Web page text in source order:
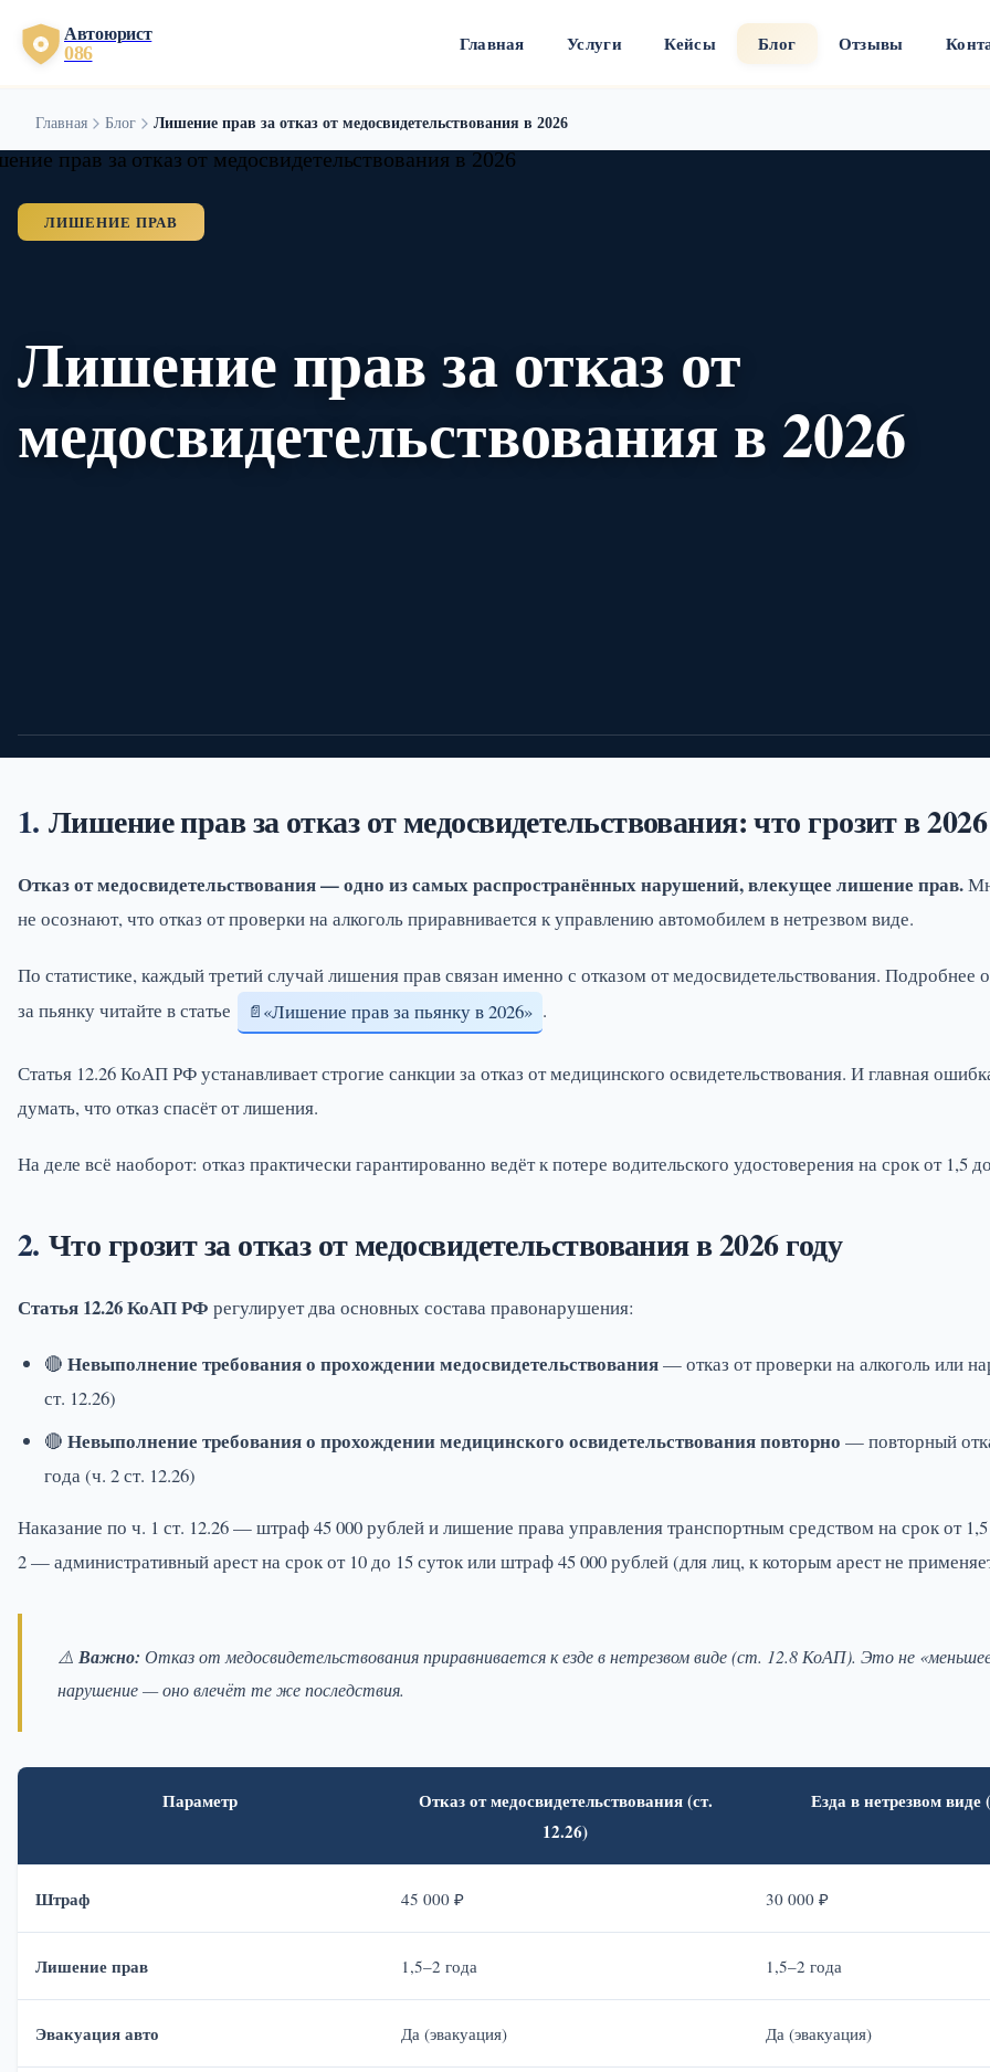
Автоюрист
086 Главная Услуги Кейсы Блог Отзывы
Главная Блог Лишение прав за отказ от медосвидетельствования в 2026
ЛИШЕНИЕ ПРАВ
Лишение прав за отказ от
медосвидетельствования в 2026
Лишение прав за отказ от медосвидетельствования: что грозит в 2026
Отказ от медосвидетельствования — одно из самых распространённых нарушений, влекущее лишение прав.
не осознают, что отказ от проверки на алкоголь приравнивается к управлению автомобилем в нетрезвом виде.
По статистике, каждый третий случай лишения прав связан именно с отказом от медосвидетельствования. Подробнее
за пьянку читайте в статье
«Лишение прав за пьянку в 2026» .
Статья 12.26 КоАП РФ устанавливает строгие санкции за отказ от медицинского освидетельствования. И главная
думать, что отказ спасёт от лишения.
На деле всё наоборот: отказ практически гарантированно ведёт к потере водительского удостоверения на срок от 1,5
Что грозит за отказ от медосвидетельствования в 2026 году
Статья 12.26 КоАП РФ регулирует два основных состава правонарушения:
🔴 Невыполнение требования о прохождении медосвидетельствования— отказ от проверки на алкоголь или
ст. 12.26)
🔴 Невыполнение требования о прохождении медицинского освидетельствования повторно — повторный
года (ч. 2 ст. 12.26)
Наказание по ч. 1 ст. 12.26 — штраф 45 000 рублей и лишение права управления транспортным средством на срок от
2 — административный арест на срок от 10 до 15 суток или штраф 45 000 рублей (для лиц, к которым арест не
⚠️ Важно: Отказ от медосвидетельствования приравнивается к езде в нетрезвом виде (ст. 12.8 КоАП). Это не
нарушение — оно влечёт те же последствия.
Параметр
Отказ от медосвидетельствования (ст.
12.26)
Езда в нетрезвом виде
Штраф 45 000 ₽ 30 000 ₽
Лишение прав 1,5–2 года 1,5–2 года
Эвакуация авто Да (эвакуация) Да (эвакуация)